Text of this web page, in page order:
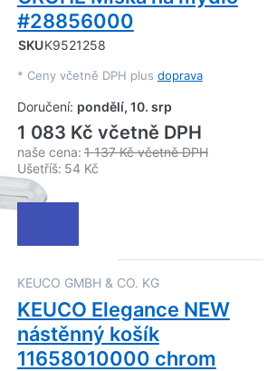
#28856000
SKUK9521258
* Ceny včetně DPH plus doprava
Doručení: pondělí, 10. srp
1 083 Kč včetně DPH
naše cena: 1 137 Kč včetně DPH
Ušetříš: 54 Kč
KEUCO GMBH & CO. KG
KEUCO Elegance NEW
nástěnný košík
11658010000 chrom